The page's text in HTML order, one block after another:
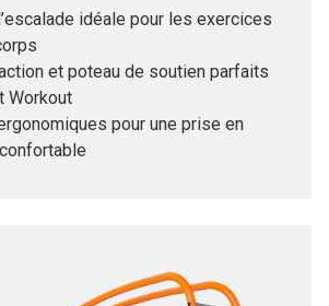
idéale pour les exercices
et poteau de soutien parfaits
pour une prise en